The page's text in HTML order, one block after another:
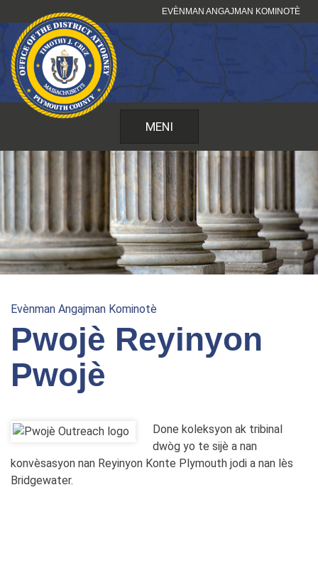
kontni
EVÈNMAN ANGAJMAN KOMINOTÈ
MENI
Evènman Angajman Kominotè
Pwojè Reyinyon
Pwojè
Done koleksyon ak tribinal
dwòg yo te sijè a nan
konvèsasyon nan Reyinyon Konte Plymouth jodi a nan lès
Bridgewater.